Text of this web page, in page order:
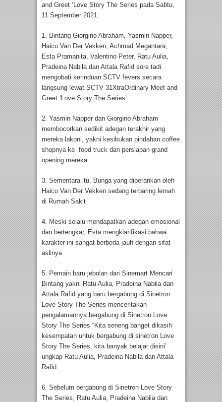
and Greet ‘Love Story The Series pada Sabtu,
11 September 2021.
1. Bintang Giorgino Abraham, Yasmin Napper,
Haico Van Der Vekken, Achmad Megantara,
Esta Pramanita, Valentino Peter, Ratu Aulia,
Pradeina Nabila dan Attala Rafid sore tadi
mengobati kerinduan SCTV fevers secara
langsung lewat SCTV 31XtraOrdinary Meet and
Greet ‘Love Story The Series’
2. Yasmin Napper dan Giorgino Abraham
membocorkan sedikit adegan terakhir yang
mereka lakoni, yakni kesibukan pindahan coffee
shopnya ke food truck dan persiapan grand
opening mereka.
3. Sementara itu, Bunga yang diperankan oleh
Haico Van Der Vekken sedang terbaring lemah
di Rumah Sakit
4. Meski selalu mendapatkan adegan emosional
dan bertengkar, Esta mengklarifikasi bahwa
karakter ini sangat berbeda jauh dengan sifat
aslinya
5. Pemain baru jebolan dari Sinemart Mencari
Bintang yakni Ratu Aulia, Pradeina Nabila dan
Attala Rafid yang baru bergabung di Sinetron
Love Story The Series menceritakan
pengalamannya bergabung di Sinetron Love
Story The Series “Kita seneng banget dikasih
kesempatan untuk bergabung di sinetron Love
Story The Series, kita banyak belajar disini’
ungkap Ratu Aulia, Pradeina Nabila dan Attala
Rafid
6. Sebelum bergabung di Sinetron Love Story
The Series, Ratu Aulia, Pradeina Nabila dan